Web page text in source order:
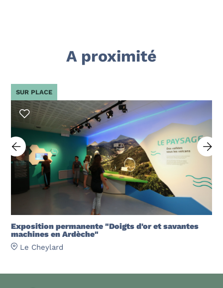
A proximité
Exposition permanente "Doigts d'or et savantes
machines en Ardèche"
Le Cheylard
SUR PLACE